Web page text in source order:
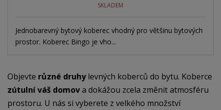
SKLADEM
Jednobarevný bytový koberec vhodný pro většinu bytových
prostor. Koberec Bingo je vho...
Objevte různé druhylevných koberců do bytu. Koberce
zútulní váš domova dokážou zcela změnit atmosféru
prostoru. U nás si vyberete z velkého množství